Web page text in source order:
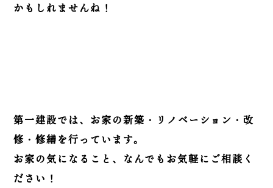
かもしれませんね！
第一建設では、お家の新築・リノベーション・改
修・修繕を行っています。
お家の気になること、なんでもお気軽にご相談く
ださい！